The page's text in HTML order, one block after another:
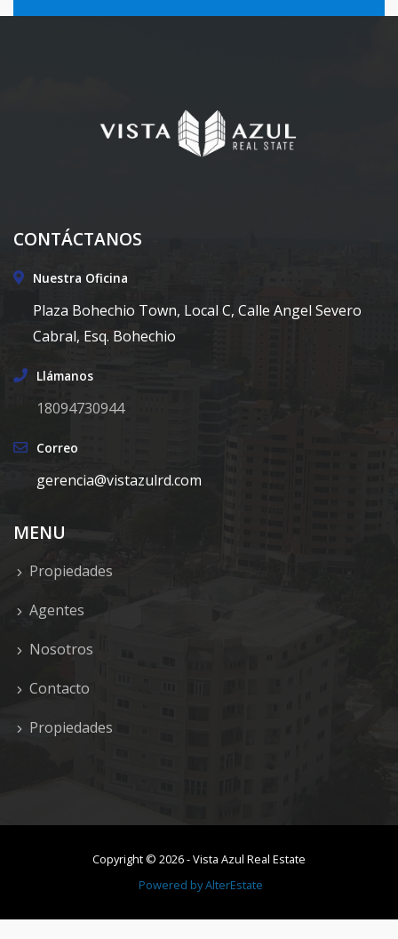
CONTÁCTANOS
Nuestra Oficina
Plaza Bohechio Town, Local C, Calle Angel Severo
Cabral, Esq. Bohechio
Llámanos
18094730944
Correo
gerencia@vistazulrd.com
MENU
Propiedades
Agentes
Nosotros
Contacto
Propiedades
Copyright © 2026-Vista Azul Real Estate
Powered byAlterEstate